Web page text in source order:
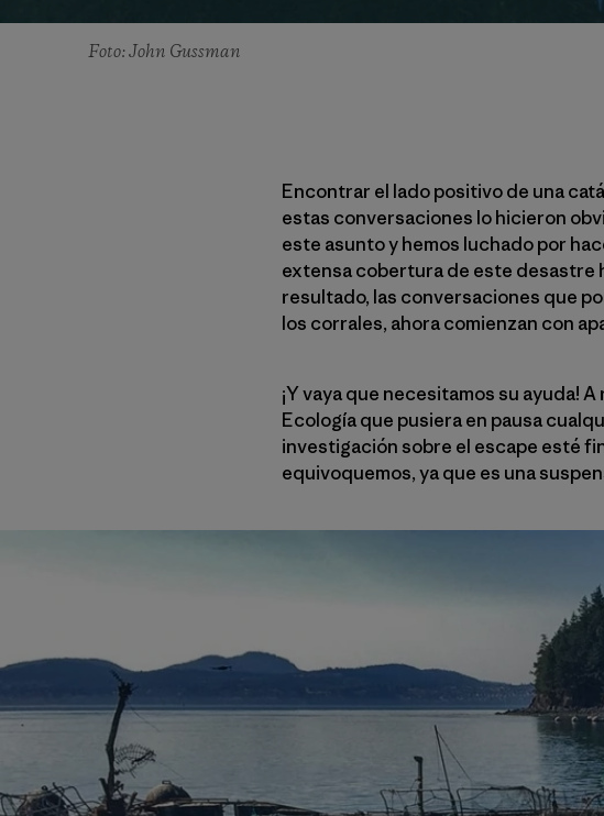
Foto: John Gussman
Encontrar el lado positivo de una
estas conversaciones lo hicieron
este asunto y hemos luchado por
extensa cobertura de este desastre
resultado, las conversaciones que
los corrales, ahora comienzan con
¡Y vaya que necesitamos su ayuda!
Ecología que pusiera en pausa
investigación sobre el escape esté
equivoquemos, ya que es una